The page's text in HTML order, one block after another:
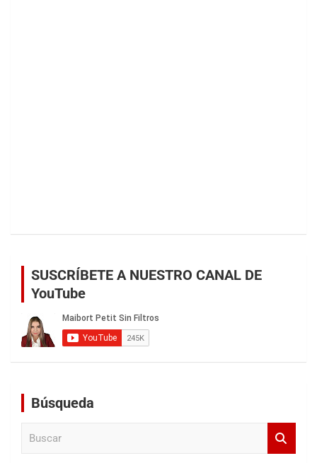
SUSCRÍBETE A NUESTRO CANAL DE
YouTube
Búsqueda